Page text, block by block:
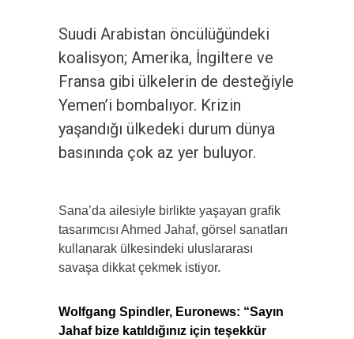
Suudi Arabistan öncülüğündeki
koalisyon; Amerika, İngiltere ve
Fransa gibi ülkelerin de desteğiyle
Yemen’i bombalıyor. Krizin
yaşandığı ülkedeki durum dünya
basınında çok az yer buluyor.
Sana’da ailesiyle birlikte yaşayan grafik
tasarımcısı Ahmed Jahaf, görsel sanatları
kullanarak ülkesindeki uluslararası
savaşa dikkat çekmek istiyor.
Wolfgang Spindler, Euronews: “Sayın
Jahaf bize katıldığınız için teşekkür